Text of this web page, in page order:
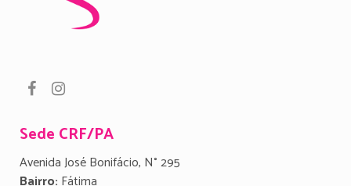
Sede CRF/PA
Avenida José Bonifácio, N° 295
Bairro: Fátima